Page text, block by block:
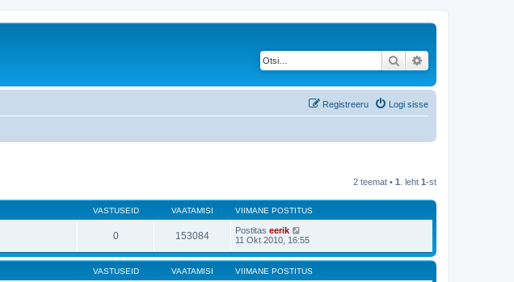
Otsi
Logi sisse
Registreeru
2 teemat • 1 . leht 1-st
VASTUSEID VAATAMISI VIIMANE POSTITUS
0 153084 Postitas eerik
11 Okt 2010, 16:55
VASTUSEID VAATAMISI VIIMANE POSTITUS